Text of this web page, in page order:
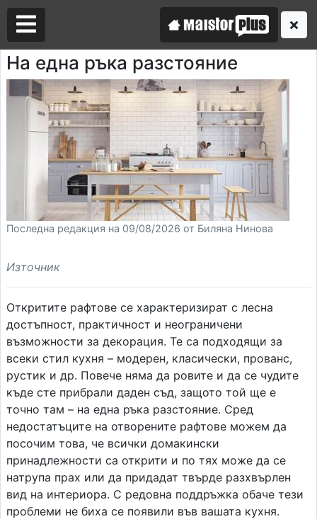
На една ръка разстояние
Последна редакция на 09/08/2026 от Биляна Нинова
Източник
Откритите рафтове се характеризират с лесна
достъпност, практичност и неограничени
възможности за декорация. Те са подходящи за
всеки стил кухня – модерен, класически, прованс,
рустик и др. Повече няма да ровите и да се чудите
къде сте прибрали даден съд, защото той ще е
точно там – на една ръка разстояние. Сред
недостатъците на отворените рафтове можем да
посочим това, че всички домакински
принадлежности са открити и по тях може да се
натрупа прах или да придадат твърде разхвърлен
вид на интериора. С редовна поддръжка обаче тези
проблеми не биха се появили във вашата кухня.
Аз съм майстор
Търся майстор